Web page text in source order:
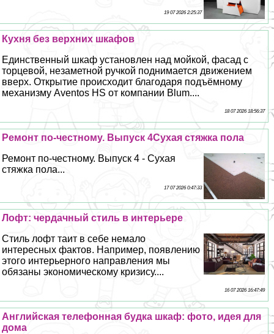
19 07 2026 2:25:37
Кухня без верхних шкафов
Единственный шкаф установлен над мойкой, фасад с
торцевой, незаметной ручкой поднимается движением
вверх. Открытие происходит благодаря подъёмному
механизму Aventos HS от компании Blum....
18 07 2026 18:56:37
Ремонт по-честному. Выпуск 4Сухая стяжка пола
Ремонт по-честному. Выпуск 4 - Сухая
стяжка пола...
17 07 2026 0:47:33
Лофт: чердачный стиль в интерьере
Стиль лофт таит в себе немало
интересных фактов. Например, появлению
этого интерьерного направления мы
обязаны экономическому кризису....
16 07 2026 16:47:49
Английская телефонная будка шкаф: фото, идея для
дома